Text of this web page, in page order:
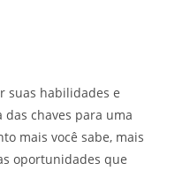
suas habilidades e
das chaves para uma
mais você sabe, mais
oportunidades que